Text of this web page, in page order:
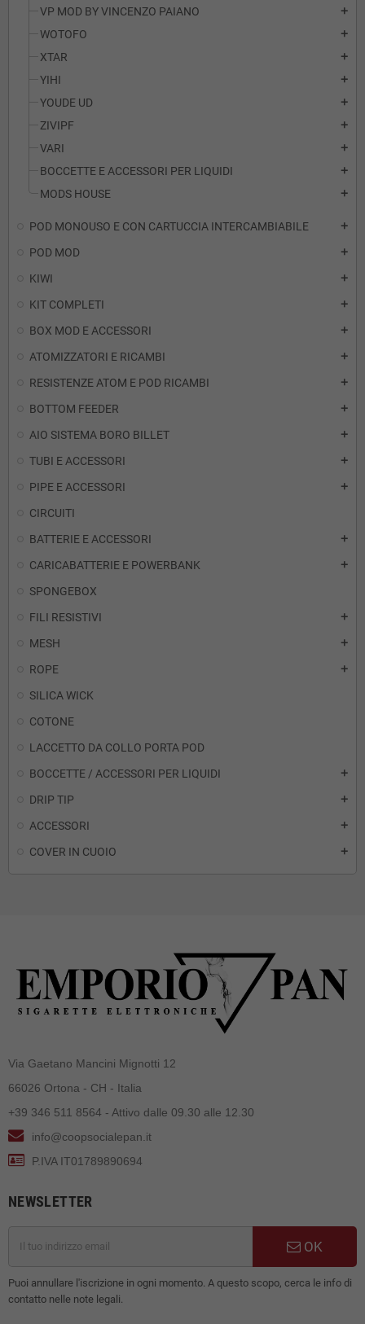
VP MOD BY VINCENZO PAIANO add
WOTOFO add
XTAR add
YIHI add
YOUDE UD add
ZIVIPF add
VARI add
BOCCETTE E ACCESSORI PER LIQUIDI add
MODS HOUSE add
POD MONOUSO E CON CARTUCCIA INTERCAMBIABILE add
POD MOD add
KIWI add
KIT COMPLETI add
BOX MOD E ACCESSORI add
ATOMIZZATORI E RICAMBI add
RESISTENZE ATOM E POD RICAMBI add
BOTTOM FEEDER add
AIO SISTEMA BORO BILLET add
TUBI E ACCESSORI add
PIPE E ACCESSORI add
CIRCUITI
BATTERIE E ACCESSORI
add
CARICABATTERIE E POWERBANK add
SPONGEBOX
FILI RESISTIVI
add
MESH add
ROPE add
SILICA WICK
COTONE
LACCETTO DA COLLO PORTA POD
BOCCETTE / ACCESSORI PER LIQUIDI
add
DRIP TIP add
ACCESSORI add
COVER IN CUOIO add
Via Gaetano Mancini Mignotti 12
66026 Ortona - CH - Italia
+39 346 511 8564 - Attivo dalle 09.30 alle 12.30
info@coopsocialepan.it
P.IVA IT01789890694
NEWSLETTER
OK
Puoi annullare l'iscrizione in ogni momento. A questo scopo, cerca le info di
contatto nelle note legali.